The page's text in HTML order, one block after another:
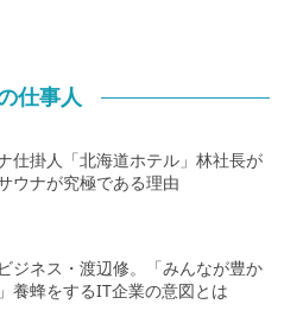
仕事人
仕掛人「北海道ホテル」林社長が
ウナが究極である理由
ジネス・渡辺修。「みんなが豊か
養蜂をするIT企業の意図とは